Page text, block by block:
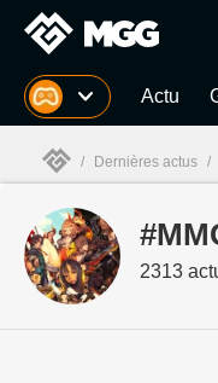
MGG Actu
MGG
/ Dernières actus /
2313